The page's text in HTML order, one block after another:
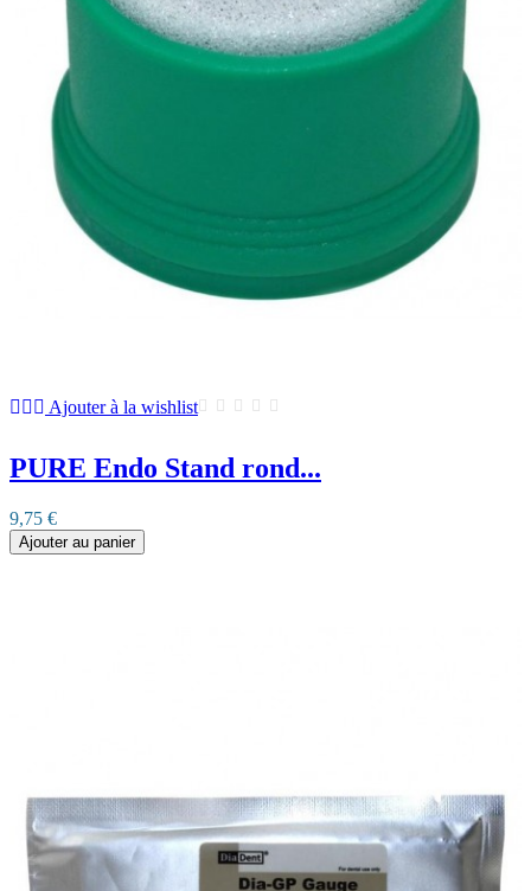
Ajouter à la wishlist
PURE Endo Stand rond...
9,75 €
Ajouter au panier